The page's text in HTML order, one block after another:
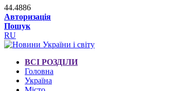
44.4886
Авторизація
Пошук
RU
ВСІ РОЗДІЛИ
Головна
Україна